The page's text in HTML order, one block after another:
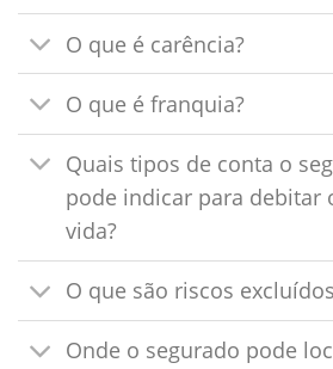
O que é carência?
O que é franquia?
Quais tipos de conta o
pode indicar para debitar
vida?
O que são riscos
Onde o segurado pode